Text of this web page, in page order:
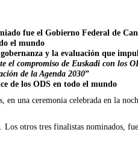
fue el Gobierno Federal de
el mundo
y la evaluación que
el compromiso de Euskadi con los
de la Agenda 2030”
de los ODS en todo el mundo
una ceremonia celebrada en la
otros tres finalistas nominados,